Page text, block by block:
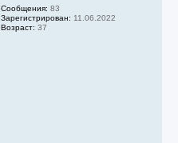
Сообщения: 83
Зарегистрирован: 11.06.2022
Возраст: 37